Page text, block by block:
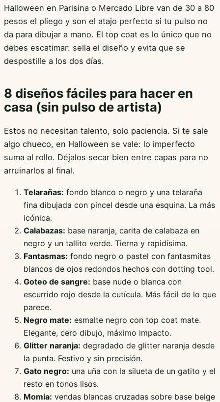
Halloween en Parisina o Mercado Libre van de 30 a 80
pesos el pliego y son el atajo perfecto si tu pulso no
da para dibujar a mano. El top coat es lo único que no
debes escatimar: sella el diseño y evita que se
despostille a los dos días.
8 diseños fáciles para hacer en
casa (sin pulso de artista)
Estos no necesitan talento, solo paciencia. Si te sale
algo chueco, en Halloween se vale: lo imperfecto
suma al rollo. Déjalos secar bien entre capas para no
arruinarlos al final.
Telarañas: fondo blanco o negro y una telaraña
fina dibujada con pincel desde una esquina. La más
icónica.
Calabazas: base naranja, carita de calabaza en
negro y un tallito verde. Tierna y rapidísima.
Fantasmas: fondo negro o pastel con fantasmitas
blancos de ojos redondos hechos con dotting tool.
Goteo de sangre: base nude o blanca con
escurrido rojo desde la cutícula. Más fácil de lo que
parece.
Negro mate: esmalte negro con top coat mate.
Elegante, cero dibujo, máximo impacto.
Glitter naranja: degradado de glitter naranja desde
la punta. Festivo y sin precisión.
Gato negro: una uña con la silueta de un gatito y el
resto en tonos lisos.
Momia: vendas blancas cruzadas sobre base beige